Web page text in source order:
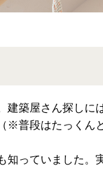
築屋さん探し
普段はたっく
っていました